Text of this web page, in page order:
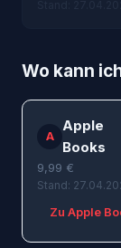
Wo kann
A
Apple
Books
9,99 €
Stand:
Zu Apple